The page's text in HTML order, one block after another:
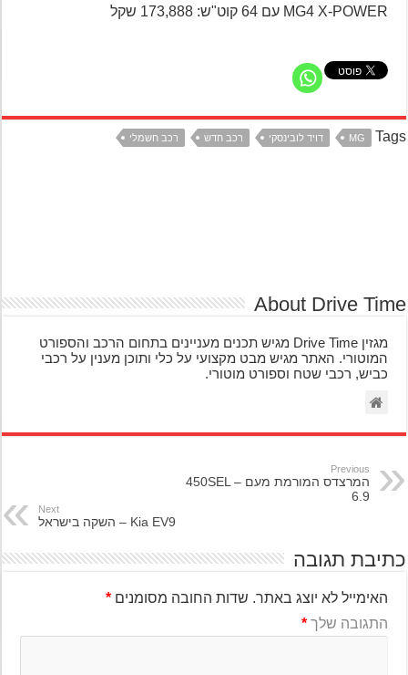
MG4 X-POWER עם 64 קוט"ש: 173,888 שקל
MG דויד לובינסקי רכב חדש רכב חשמלי
About Drive
מגזין Drive Time מגיש תכנים מעניינים בתחום הרכב והספורט
המוטורי. האתר מגיש מבט מקצועי על כלי ותוכן מענין על רכבי
כביש, רכבי שטח וספורט מוטורי.
Previous
המרצדס המורמת מעם – 450SEL
6.9
Next
Kia EV9 – השקה בישראל
תגובה
האימייל לא יוצג באתר. שדות החובה מסומנים*
התגובה שלך*